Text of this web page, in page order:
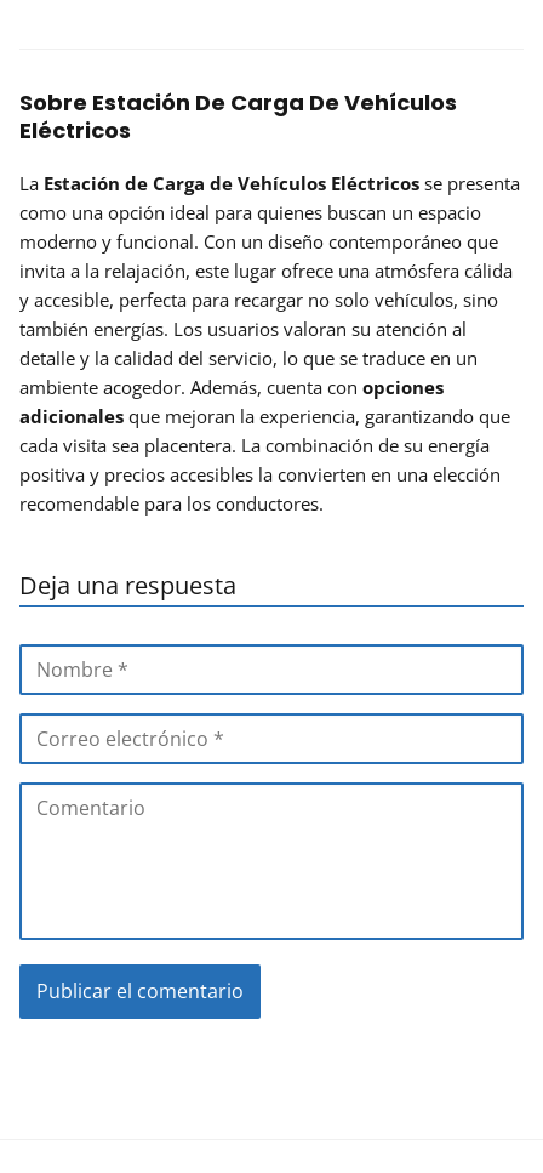
Sobre Estación De Carga De Vehículos
Eléctricos
La Estación de Carga de Vehículos Eléctricos se presenta
como una opción ideal para quienes buscan un espacio
moderno y funcional. Con un diseño contemporáneo que
invita a la relajación, este lugar ofrece una atmósfera cálida
y accesible, perfecta para recargar no solo vehículos, sino
también energías. Los usuarios valoran su atención al
detalle y la calidad del servicio, lo que se traduce en un
ambiente acogedor. Además, cuenta con opciones
adicionales que mejoran la experiencia, garantizando que
cada visita sea placentera. La combinación de su energía
positiva y precios accesibles la convierten en una elección
recomendable para los conductores.
Deja una respuesta